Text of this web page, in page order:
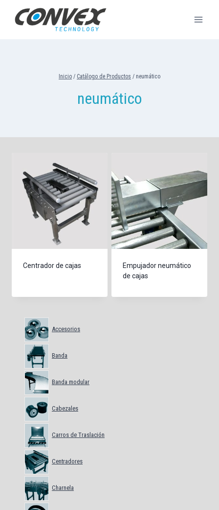
contenido
Inicio / Catálogo de Productos / neumático
neumático
Centrador de cajas
Empujador neumático
de cajas
Accesorios
Banda
Banda modular
Cabezales
Carros de Traslación
Centradores
Charnela